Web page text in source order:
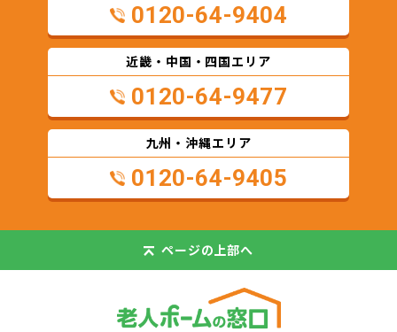
0120-64-9404
近畿・中国・四国エリア
0120-64-9477
九州・沖縄エリア
0120-64-9405
ページの 上部へ